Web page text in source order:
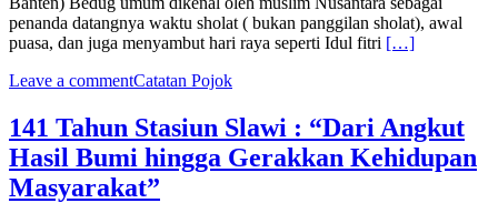
penanda datangnya waktu sholat ( bukan panggilan sholat), awal
puasa, dan juga menyambut hari raya seperti Idul fitri […]
Leave a commentCatatan Pojok
141 Tahun Stasiun Slawi : “Dari Angkut
Hasil Bumi hingga Gerakkan Kehidupan
Masyarakat”